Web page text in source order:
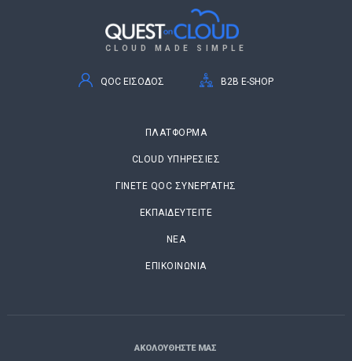
CLOUD MADE SIMPLE
QOC ΕΙΣΟΔΟΣ B2B E-SHOP
ΠΛΑΤΦΟΡΜΑ
CLOUD ΥΠΗΡΕΣΙΕΣ
ΓΙΝΕΤE QOC ΣΥΝΕΡΓΑΤΗΣ
ΕΚΠΑΙΔΕΥΤΕΙΤΕ
ΝΕΑ
ΕΠΙΚΟΙΝΩΝΙΑ
ΑΚΟΛΟΥΘΗΣΤΕ ΜΑΣ